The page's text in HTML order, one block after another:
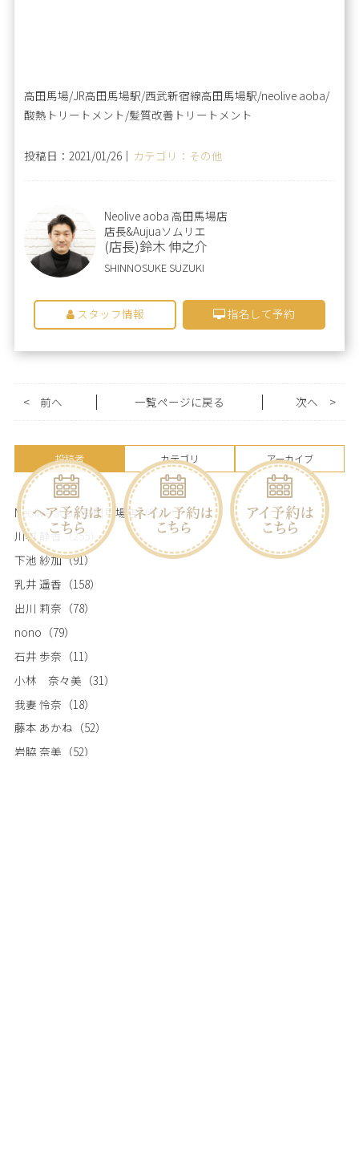
高田馬場/JR高田馬場駅/西武新宿線高田馬場駅/neolive aoba/
酸熱トリートメント/髪質改善トリートメント
投稿日：2021/01/26｜ カテゴリ：その他
Neolive aoba 高田馬場店
店長&Aujuaソムリエ
(店長)鈴木 伸之介
SHINNOSUKE SUZUKI
スタッフ情報 指名して予約
< 前へ 一覧ページに戻る >
次へ
投稿者 カテゴリ アーカイブ
Neolive aoba 高田馬場店（95）
川村 静香 （255）
下池 紗加（91）
乳井 遥香 （158）
出川 莉奈 （78）
nono （79）
石井 歩奈 （11）
小林 奈々美 （31）
我妻 怜奈 （18）
藤本 あかね （52）
岩脇 奈美 （52）